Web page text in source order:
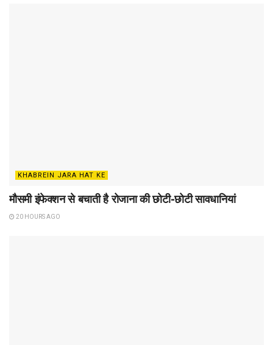
KHABREIN JARA HAT KE
मौसमी इंफेक्शन से बचाती है रोजाना की छोटी-छोटी सावधानियां
20 HOURS AGO